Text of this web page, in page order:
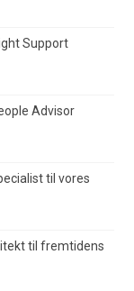
Support
Advisor
til vores
til fremtidens